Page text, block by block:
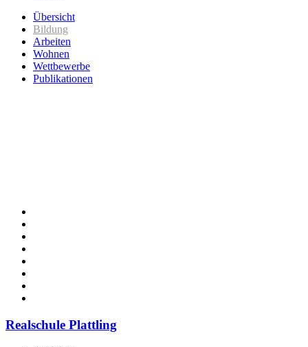
Übersicht
Bildung
Arbeiten
Wohnen
Wettbewerbe
Publikationen
Realschule Plattling